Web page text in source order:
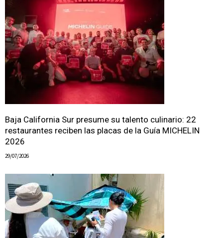
Baja California Sur presume su talento culinario: 22
restaurantes reciben las placas de la Guía MICHELIN
2026
29/07/2026